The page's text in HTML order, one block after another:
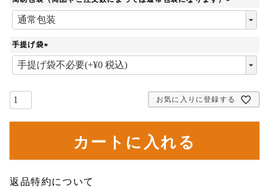
手提げ袋
(
必
お気に入りに登録する
カートに入れる
返品特約について